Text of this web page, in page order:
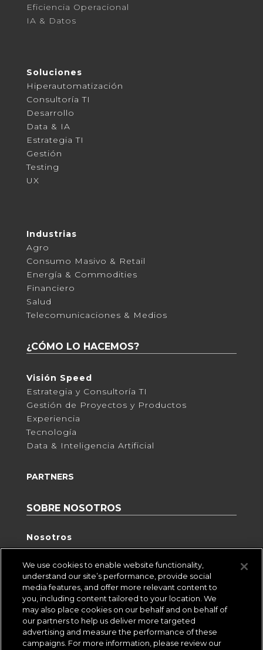
Eficiencia Operacional
IA & Datos
Soluciones
Hiperautomatización
Consultoría TI
Desarrollo
Data & IA
Estrategia TI
Gestión
Testing
UX
Industrias
Agro
Consumo Masivo & Retail
Energía & Commodities
Financiero
Salud
Telecomunicaciones & Medios
¿CÓMO LO HACEMOS?
Visión Speed
Estrategia y Consultoría TI
Gestión de Proyectos y Productos
Experiencia
Tecnología
Data & Inteligencia Artificial
PARTNERS
SOBRE NOSOTROS
Nosotros
Eventos
Insight
Perspectiva Digital
Contacto
Trabajar aquí
We use cookies to enable website functionality,
understand our site’s performance, provide social
media features, and offer more relevant content to
you, including content tailored to your location. We
may also place cookies on our behalf and on behalf of
our partners to help us deliver more targeted
advertising and measure the performance of these
campaigns. For more information, please review our